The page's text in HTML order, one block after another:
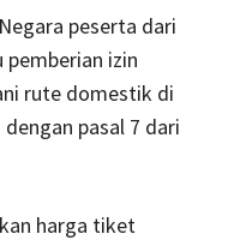
peserta dari
pemberian izin
rute domestik di
pasal 7 dari
harga tiket